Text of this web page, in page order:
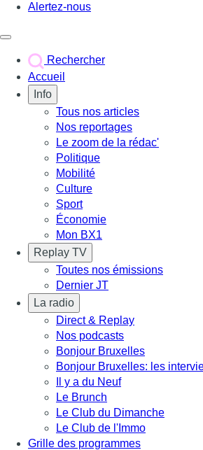
Alertez-nous
Rechercher
Accueil
Info
Tous nos articles
Nos reportages
Le zoom de la rédac'
Politique
Mobilité
Culture
Sport
Économie
Mon BX1
Replay TV
Toutes nos émissions
Dernier JT
La radio
Direct & Replay
Nos podcasts
Bonjour Bruxelles
Bonjour Bruxelles: les
Il y a du Neuf
Le Brunch
Le Club du Dimanche
Le Club de l'Immo
Grille des programmes